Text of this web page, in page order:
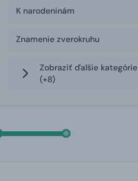
K narodeninám
Znamenie zverokruhu
Zobraziť ďalšie kategórie
(+8)